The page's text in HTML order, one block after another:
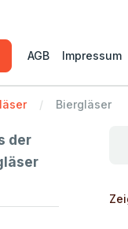
AGB Impressum
Biergläser
der